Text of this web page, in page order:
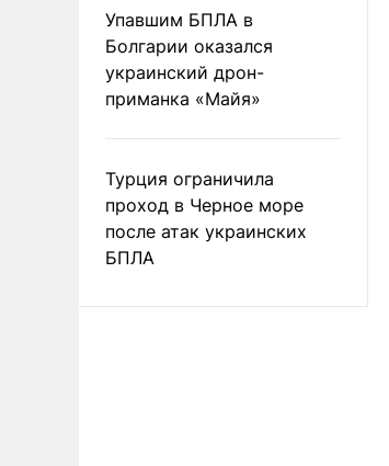
Упавшим БПЛА в
Болгарии оказался
украинский дрон-
приманка «Майя»
Турция ограничила
проход в Черное море
после атак украинских
БПЛА